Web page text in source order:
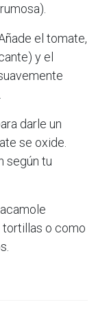
el tomate,
y el
darle un
se oxide.
según tu
tortillas o como